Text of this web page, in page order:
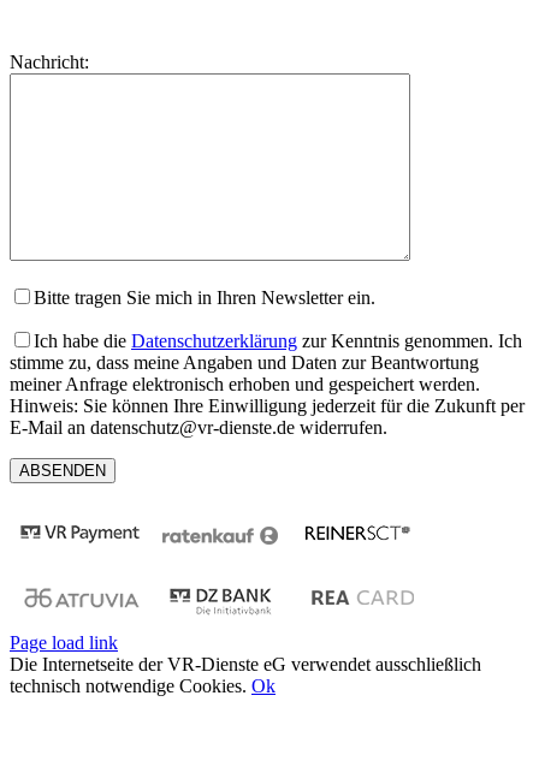
dieses
lasse
Nachricht:
Bitte tragen Sie mich in Ihren Newsletter ein.
Ich habe die Datenschutzerklärung zur Kenntnis genommen. Ich
stimme zu, dass meine Angaben und Daten zur Beantwortung
meiner Anfrage elektronisch erhoben und gespeichert werden.
Hinweis: Sie können Ihre Einwilligung jederzeit für die Zukunft per
E-Mail an datenschutz@vr-dienste.de widerrufen.
Page load link
Die Internetseite der VR-Dienste eG verwendet ausschließlich
technisch notwendige Cookies. Ok